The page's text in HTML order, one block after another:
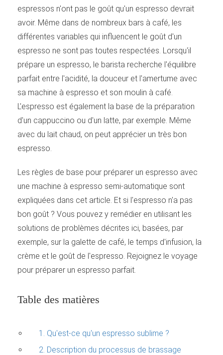
espressos n'ont pas le goût qu'un espresso devrait
avoir. Même dans de nombreux bars à café, les
différentes variables qui influencent le goût d'un
espresso ne sont pas toutes respectées. Lorsqu'il
prépare un espresso, le barista recherche l'équilibre
parfait entre l'acidité, la douceur et l'amertume avec
sa machine à espresso et son moulin à café.
L'espresso est également la base de la préparation
d'un cappuccino ou d'un latte, par exemple. Même
avec du lait chaud, on peut apprécier un très bon
espresso.
Les règles de base pour préparer un espresso avec
une machine à espresso semi-automatique sont
expliquées dans cet article. Et si l'espresso n'a pas
bon goût ? Vous pouvez y remédier en utilisant les
solutions de problèmes décrites ici, basées, par
exemple, sur la galette de café, le temps d'infusion, la
crème et le goût de l'espresso. Rejoignez le voyage
pour préparer un espresso parfait.
Table des matières
1. Qu'est-ce qu'un espresso sublime ?
2. Description du processus de brassage